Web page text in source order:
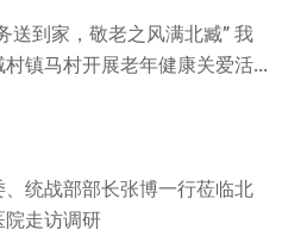
送到家，敬老之风满北臧” 我
村镇马村开展老年健康关爱活...
、统战部部长张博一行莅临北
院走访调研